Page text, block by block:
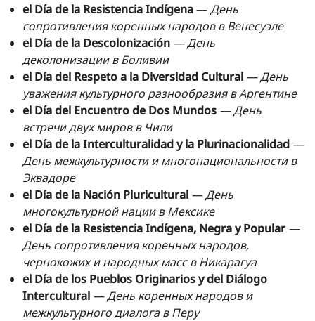
el Día de la Resistencia Indígena—День
сопротивления коренных народов в Венесуэле
el Día de la Descolonización — День
деколонизации в Боливии
el Día del Respeto a la Diversidad Cultural — День
уважения культурного разнообразия в Аргентине
el Día del Encuentro de Dos Mundos — День
встречи двух миров в Чили
el Día de la Interculturalidad y la Plurinacionalidad —
День межкультурности и многонациональности в
Эквадоре
el Día de la Nación Pluricultural — День
многокультурной нации в Мексике
el Día de la Resistencia Indígena, Negra y Popular—
День сопротивления коренных народов,
чернокожих и народных масс в Никарагуа
el Día de los Pueblos Originarios y del Diálogo
Intercultural — День коренных народов и
межкультурного диалога в Перу